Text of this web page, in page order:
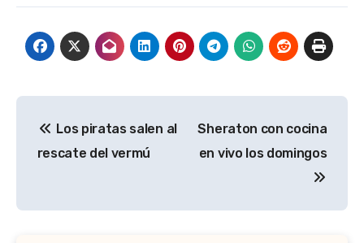
de
Los piratas salen al
rescate del vermú
Sheraton con cocina
en vivo los domingos